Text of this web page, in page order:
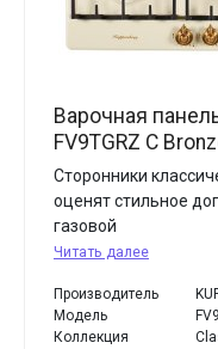
Варочная
FV9TGRZ C
Сторонники
оценят стильное
газовой
Читать далее
Производитель
Модель
Коллекция